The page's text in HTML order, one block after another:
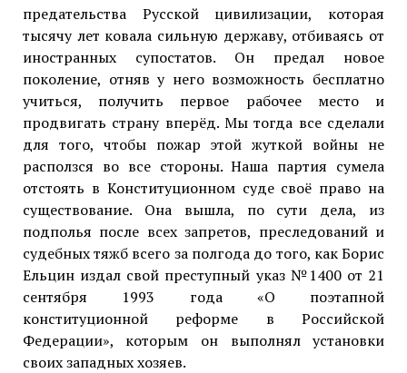
предательства Русской цивилизации, которая
тысячу лет ковала сильную державу, отбиваясь от
иностранных супостатов. Он предал новое
поколение, отняв у него возможность бесплатно
учиться, получить первое рабочее место и
продвигать страну вперёд. Мы тогда все сделали
для того, чтобы пожар этой жуткой войны не
расползся во все стороны. Наша партия сумела
отстоять в Конституционном суде своё право на
существование. Она вышла, по сути дела, из
подполья после всех запретов, преследований и
судебных тяжб всего за полгода до того, как Борис
Ельцин издал свой преступный указ №1400 от 21
сентября 1993 года «О поэтапной
конституционной реформе в Российской
Федерации», которым он выполнял установки
своих западных хозяев.